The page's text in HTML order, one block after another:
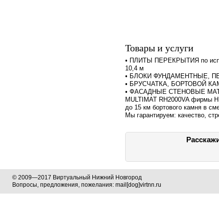
Товары и услуги
• ПЛИТЫ ПЕРЕКРЫТИЯ по
10,4 м
• БЛОКИ ФУНДАМЕНТНЫЕ,
• БРУСЧАТКА, БОРТОВОЙ
• ФАСАДНЫЕ СТЕНОВЫЕ
MULTIMAT RH2000VA фирмы
до 15 км бортового камня в
Мы гарантируем: качество,
© 2009—2017 Виртуальный Нижний Новгород
Вопросы, предложения, пожелания: mail[dog]virtnn.ru